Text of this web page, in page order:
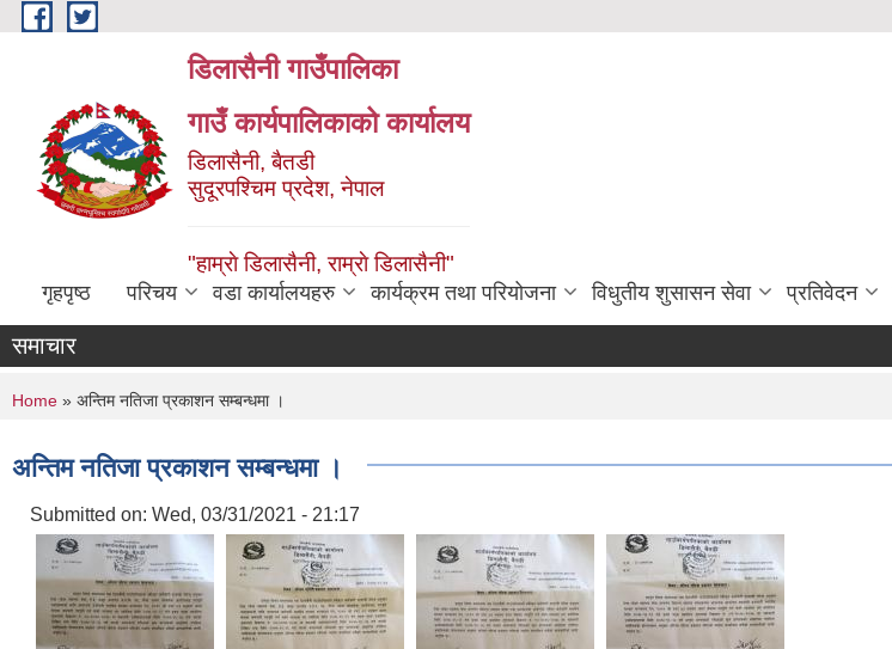
Skip to main content
डिलासैनी गाउँपालिका
गाउँ कार्यपालिकाको कार्यालय
डिलासैनी, बैतडी
सुदूरपश्चिम प्रदेश, नेपाल
"हाम्राे डिलासैनी, राम्राे डिलासैनी"
गृहपृष्ठ परिचय वडा कार्यालयहरु कार्यक्रम तथा परियोजना विधुतीय शुसासन सेवा प्रतिवेदन
समाचार
You are here
Home » अन्तिम नतिजा प्रकाशन सम्बन्धमा ।
अन्तिम नतिजा प्रकाशन सम्बन्धमा ।
Submitted on: Wed, 03/31/2021 - 21:17